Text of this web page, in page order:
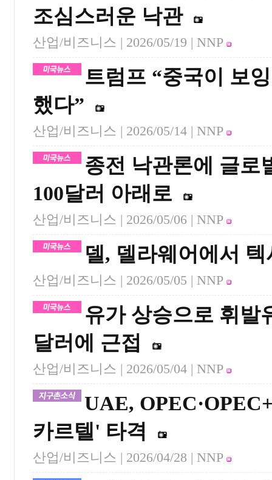
조심스러운 낙관
산업/비즈니스 | 2026/05/19 | NNP
트럼프 “중국이 보
했다”
산업/비즈니스 | 2026/05/14 | NNP
종전 낙관론에 글로
100달러 아래로
산업/비즈니스 | 2026/05/06 | NNP
델, 델라웨어에서
산업/비즈니스 | 2026/05/05 | NNP
유가 상승으로 휘발
달러에 근접
산업/비즈니스 | 2026/05/04 | NNP
UAE,
카르텔' 타격
산업/비즈니스 | 2026/04/28 | NNP